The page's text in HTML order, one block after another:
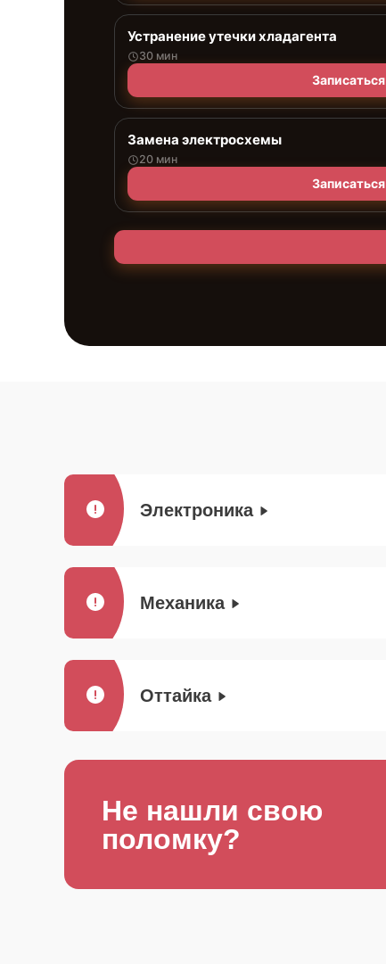
Устранение утечки хладагента
30 мин
Записаться
Замена электросхемы
20 мин
Записаться
Электроника
Механика
Оттайка
Не нашли свою
поломку?